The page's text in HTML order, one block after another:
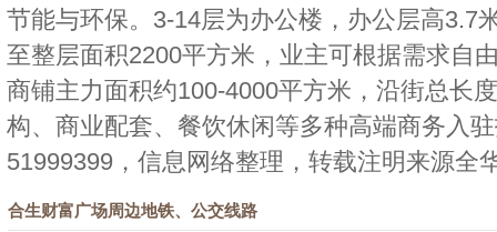
节能与环保。3-14层为办公楼，办公层高3.7
至整层面积2200平方米，业主可根据需求自
商铺主力面积约100-4000平方米，沿街总长
构、商业配套、餐饮休闲等多种高端商务入
51999399，信息网络整理，转载注明来源全
合生财富广场周边地铁、公交线路